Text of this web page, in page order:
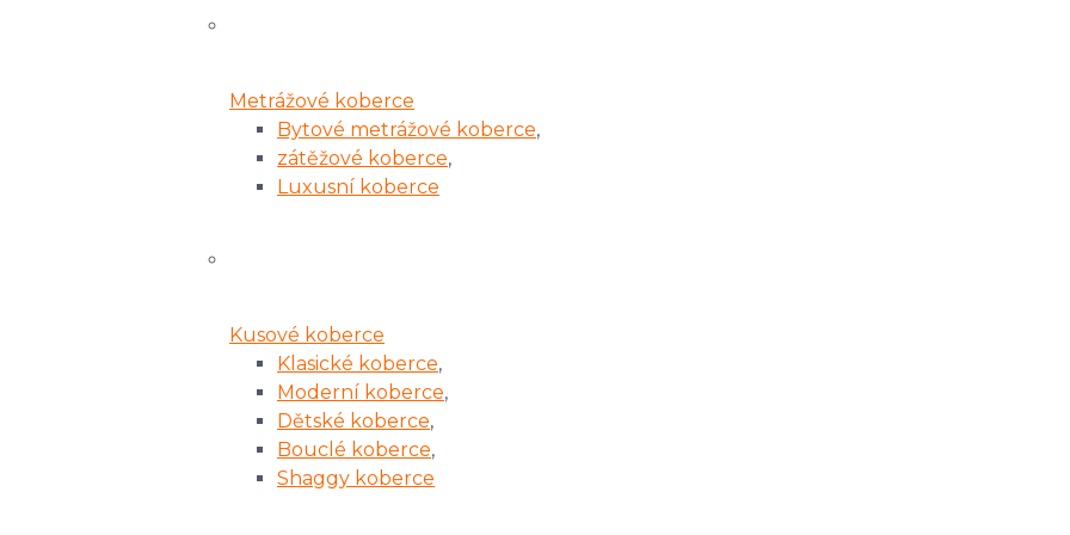
Metrážové koberce
Bytové metrážové koberce,
zátěžové koberce,
Luxusní koberce
Kusové koberce
Klasické koberce,
Moderní koberce,
Dětské koberce,
Bouclé koberce,
Shaggy koberce